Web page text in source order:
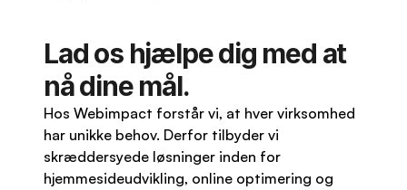
Lad os hjælpe dig med at
nå dine mål.
Hos Webimpact forstår vi, at hver virksomhed
har unikke behov. Derfor tilbyder vi
skræddersyede løsninger inden for
hjemmesideudvikling, online optimering og